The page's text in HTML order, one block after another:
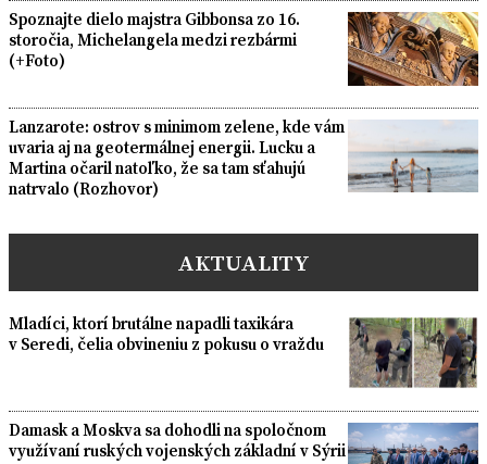
Spoznajte dielo majstra Gibbonsa zo 16.
storočia, Michelangela medzi rezbármi
(+Foto)
Lanzarote: ostrov s minimom zelene, kde vám
uvaria aj na geotermálnej energii. Lucku a
Martina očaril natoľko, že sa tam sťahujú
natrvalo (Rozhovor)
AKTUALITY
Mladíci, ktorí brutálne napadli taxikára
v Seredi, čelia obvineniu z pokusu o vraždu
Damask a Moskva sa dohodli na spoločnom
využívaní ruských vojenských základní v Sýrii